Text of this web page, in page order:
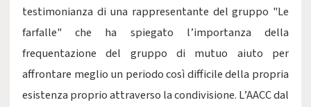
testimonianza di una rappresentante del gruppo "Le
farfalle" che ha spiegato l’importanza della
frequentazione del gruppo di mutuo aiuto per
affrontare meglio un periodo così difficile della propria
esistenza proprio attraverso la condivisione. L’AACC dal